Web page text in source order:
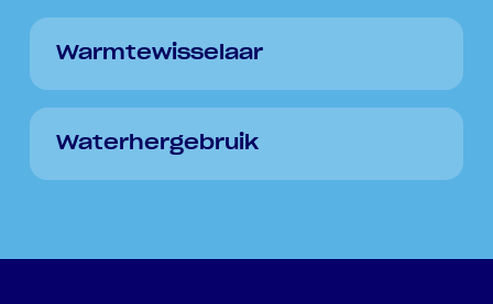
Warmtewisselaar
Waterhergebruik